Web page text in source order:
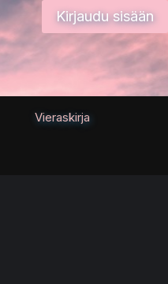
Kirjaudu sisään
Vieraskirja